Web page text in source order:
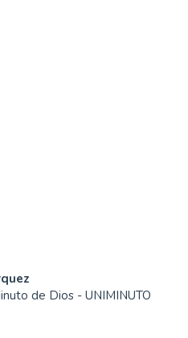
de Dios - UNIMINUTO